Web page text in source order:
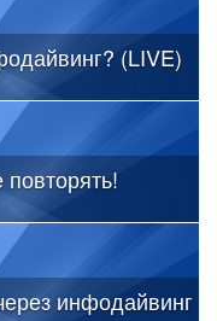
(LIVE)
инфодайвинг